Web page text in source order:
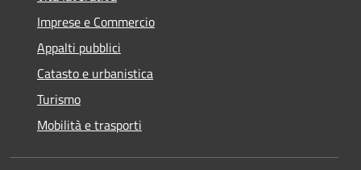
Imprese e Commercio
Appalti pubblici
Catasto e urbanistica
Turismo
Mobilità e trasporti